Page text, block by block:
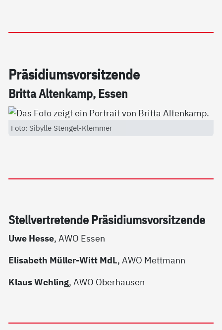
Prä­si­di­ums­vor­sit­zen­de
Brit­ta Al­ten­kamp, Es­sen
Foto: Sibylle Stengel-Klemmer
Stell­ver­t­re­ten­de Prä­si­di­ums­vor­sit­zen­de
Uwe Hesse, AWO Essen
Elisabeth Müller-Witt MdL, AWO Mettmann
Klaus Wehling, AWO Oberhausen